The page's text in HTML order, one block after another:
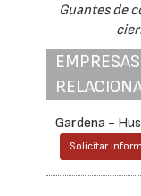
Guantes de
Gardena -
Solicitar